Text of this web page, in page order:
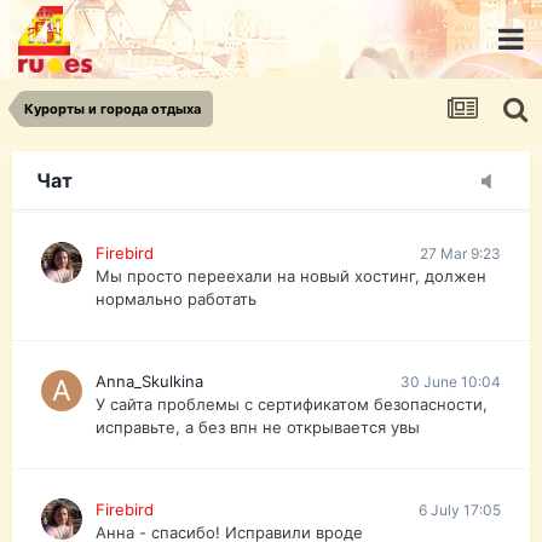
Курорты и города отдыха
Чат
urist.dokument@gmail.com
https://pasport-ua.com/
Телеграмм @uristpassua
Firebird
Друзья - из России без VPN сайт и форум
Firebird 27 Mar 9:23
Мы просто переехали на новый хостинг, должен
нормально работать
Anna_Skulkina 30 June 10:04
У сайта проблемы с сертификатом безопасности,
исправьте, а без впн не открывается увы
Firebird 6 July 17:05
Анна - спасибо! Исправили вроде